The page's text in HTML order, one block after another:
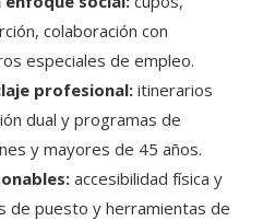
colaboración con
especiales de empleo.
profesional: itinerarios
dual y programas de
y mayores de 45 años.
accesibilidad física y
de puesto y herramientas de